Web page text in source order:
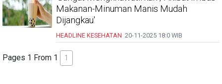
Makanan-Minuman Manis Mudah
Dijangkau'
HEADLINE KESEHATAN 20-11-2025 18:0 WIB
Pages 1 From 1 1